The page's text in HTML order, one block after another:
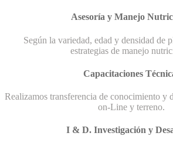
Asesoría y Manejo
Según la variedad, edad y densidad de
estrategias de manejo
Capacitaciones
Realizamos transferencia de conocimiento y
on-Line y terreno.
I & D. Investigación y